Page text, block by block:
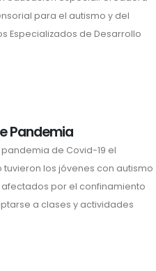
para el autismo y del
Especializados de Desarrollo
Pandemia
de Covid-19 el
los jóvenes con autismo
por el confinamiento
a clases y actividades